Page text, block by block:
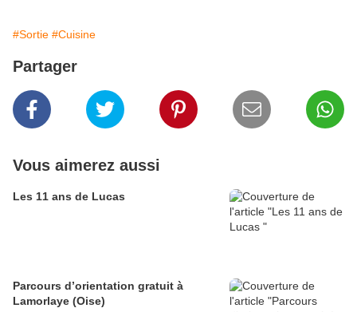
#Sortie #Cuisine
Partager
Vous aimerez aussi
Les 11 ans de Lucas
Parcours d’orientation gratuit à
Lamorlaye (Oise)